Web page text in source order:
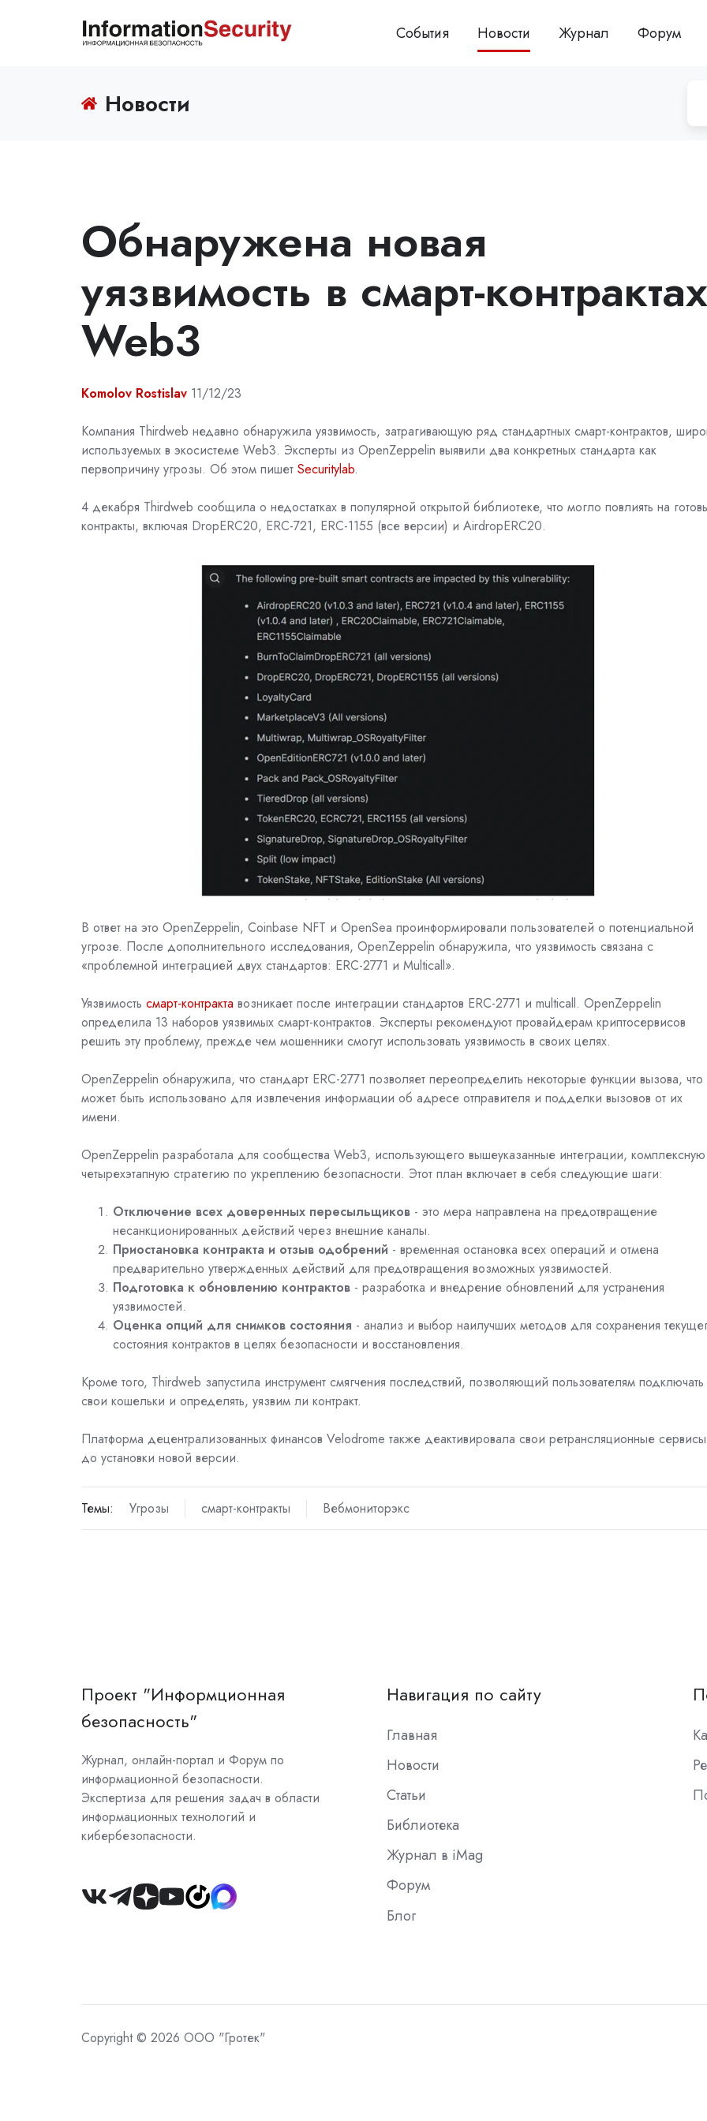
События Новости Журнал Форум
Новости
Обнаружена новая
уязвимость в смарт-контрактах
Web3
Komolov Rostislav 11/12/23
Компания Thirdweb недавно обнаружила уязвимость, затрагивающую ряд стандартных смарт-контрактов,
используемых в экосистеме Web3. Эксперты из OpenZeppelin выявили два конкретных стандарта как
первопричину угрозы. Об этом пишет Securitylab.
4 декабря Thirdweb сообщила о недостатках в популярной открытой библиотеке, что могло повлиять на
контракты, включая DropERC20, ERC-721, ERC-1155 (все версии) и AirdropERC20.
В ответ на это OpenZeppelin, Coinbase NFT и OpenSea проинформировали пользователей о потенциальной
угрозе. После дополнительного исследования, OpenZeppelin обнаружила, что уязвимость связана с
«проблемной интеграцией двух стандартов: ERC-2771 и Multicall».
Уязвимость смарт-контракта возникает после интеграции стандартов ERC-2771 и multicall. OpenZeppelin
определила 13 наборов уязвимых смарт-контрактов. Эксперты рекомендуют провайдерам криптосервисов
решить эту проблему, прежде чем мошенники смогут использовать уязвимость в своих целях.
OpenZeppelin обнаружила, что стандарт ERC-2771 позволяет переопределить некоторые функции вызова, что
может быть использовано для извлечения информации об адресе отправителя и подделки вызовов от их
имени.
OpenZeppelin разработала для сообщества Web3, использующего вышеуказанные интеграции, комплексную
четырехэтапную стратегию по укреплению безопасности. Этот план включает в себя следующие шаги:
Отключение всех доверенных пересыльщиков - это мера направлена на предотвращение
несанкционированных действий через внешние каналы.
Приостановка контракта и отзыв одобрений - временная остановка всех операций и отмена
предварительно утвержденных действий для предотвращения возможных уязвимостей.
Подготовка к обновлению контрактов - разработка и внедрение обновлений для устранения
уязвимостей.
Оценка опций для снимков состояния - анализ и выбор наилучших методов для сохранения
состояния контрактов в целях безопасности и восстановления.
Кроме того, Thirdweb запустила инструмент смягчения последствий, позволяющий пользователям подключать
свои кошельки и определять, уязвим ли контракт.
Платформа децентрализованных финансов Velodrome также деактивировала свои ретрансляционные сервисы
до установки новой версии.
Темы: Угрозы смарт-контракты Вебмониторэкс
Проект "Информционная
безопасность"
Журнал, онлайн-портал и Форум по
информационной безопасности.
Экспертиза для решения задач в области
информационных технологий и
кибербезопасности.
Join
Навигация по сайту
Главная
Новости
Статьи
Библиотека
Журнал в iMag
Форум
Блог
Copyright © 2026 ООО "Гротек"